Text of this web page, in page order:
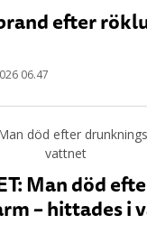
efter
06.47
Man död
– hittades i